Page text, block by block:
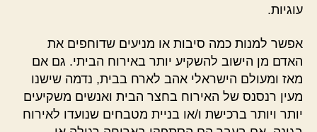
עוגיות.
אפשר למנות כמה סיבות או מניעים שדוחפים את
האדם מן הישוב להשקיע יותר באירוח הביתי. גם אם
מאז ומעולם הישראלי אהב לארח בבית, נדמה שישנו
מעין רנסנס של האירוח בחצר הבית ואנשים משקיעים
יותר ויותר ברכישת ו/או בניית מטבחים שנועדו לאירוח